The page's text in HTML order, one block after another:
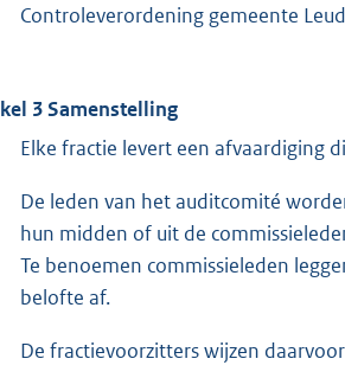
Controleverordening gemeente
3 Samenstelling
Elke fractie levert een afvaardiging
De leden van het auditcomité
hun midden of uit de
Te benoemen commissieleden
belofte af.
De fractievoorzitters wijzen